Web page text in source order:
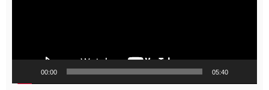
00:00 05:40